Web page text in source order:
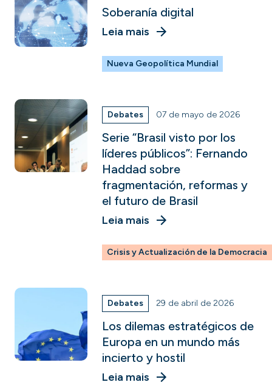
Soberanía digital
Leia mais
Nueva Geopolítica Mundial
Debates 07 de mayo de 2026
Serie “Brasil visto por los
líderes públicos”: Fernando
Haddad sobre
fragmentación, reformas y
el futuro de Brasil
Leia mais
Crisis y Actualización de la Democracia
Debates 29 de abril de 2026
Los dilemas estratégicos de
Europa en un mundo más
incierto y hostil
Leia mais